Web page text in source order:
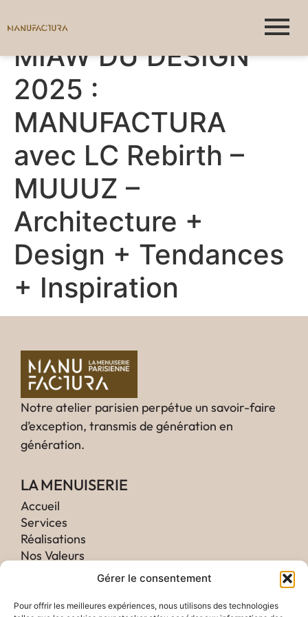
Gérer le consentement
Pour offrir les meilleures expériences, nous utilisons des technologies
MIAW DU DESIGN
2025 :
MANUFACTURA
avec LC Rebirth –
MUUUZ –
Architecture +
Design + Tendances
+ Inspiration
Notre atelier parisien perpétue un savoir-faire
d’exception, transmis de génération en
génération.
LA MENUISERIE
Accueil
Services
Réalisations
Nos Valeurs
CONFIDENTIALITÉ